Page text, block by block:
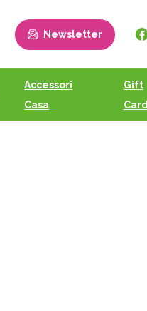
Newsletter
Accessori
Casa
Gift
Card